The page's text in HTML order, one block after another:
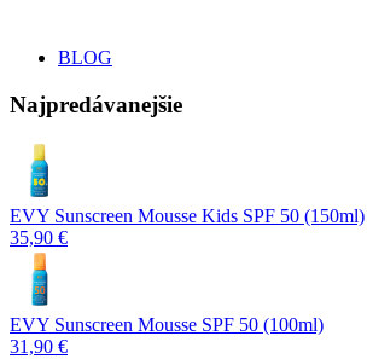
BLOG
Najpredávanejšie
EVY Sunscreen Mousse Kids SPF 50 (150ml)
35,90 €
EVY Sunscreen Mousse SPF 50 (100ml)
31,90 €